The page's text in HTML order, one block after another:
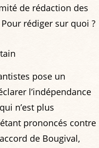
de rédaction des
rédiger sur quoi ?
pose un
l’indépendance
n’est plus
prononcés contre
de Bougival,